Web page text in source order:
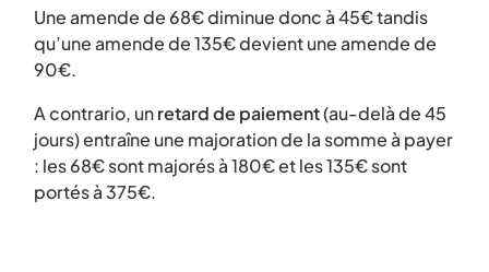
Une amende de 68€ diminue donc à 45€ tandis
qu’une amende de 135€ devient une amende de
90€.
A contrario, unretard de paiement(au-delà de 45
jours) entraîne une majoration de la somme à payer
: les 68€ sont majorés à 180€ et les 135€ sont
portés à 375€.